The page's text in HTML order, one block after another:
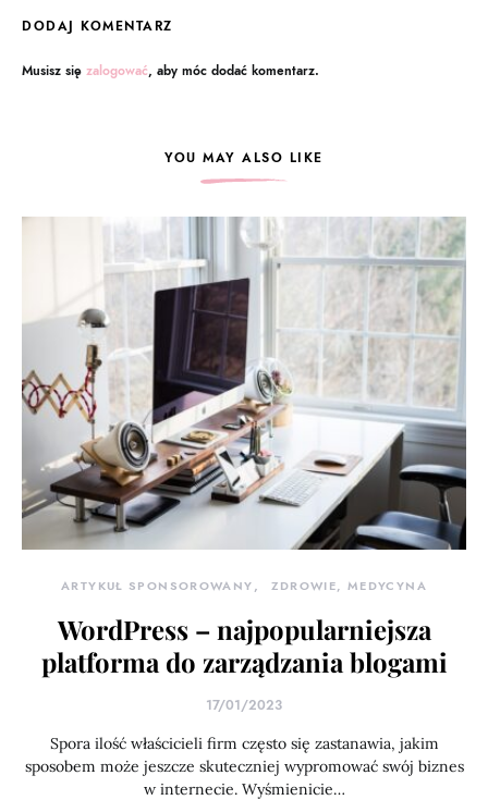
DODAJ KOMENTARZ
Musisz się zalogować, aby móc dodać komentarz.
YOU MAY ALSO LIKE
ARTYKUŁ SPONSOROWANY ZDROWIE, MEDYCYNA
WordPress – najpopularniejsza
platforma do zarządzania blogami
17/01/2023
Spora ilość właścicieli firm często się zastanawia, jakim
sposobem może jeszcze skuteczniej wypromować swój biznes
w internecie. Wyśmienicie…